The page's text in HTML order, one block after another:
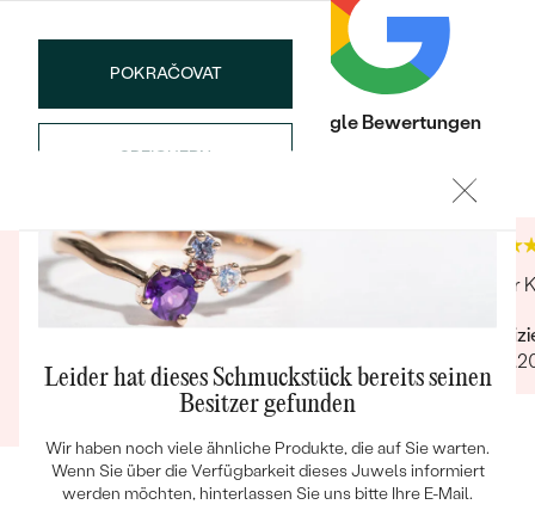
Bestseller
0.9 (0.005ct)
FORM:
Rund
FARBE:
G-H
ANZAHL:
2
KARATGEWICHT:
ABMESSUNGEN:
FORM:
Rund
SI3
HERKUNFT:
Natürlich
POKRAČOVAT
SPEICHERN
Trusted shop BewertungenGoogle Bewertungen
Ich habe alles zeitgerecht bekommen. Die Ware
ist wunderbar sehr schön verarbeitet und sehr
Verifizierter Kunde
Toller
Leider hat dieses Schmuckstück bereits seinen
Besitzer gefunden
Wir haben noch viele ähnliche Produkte, die auf Sie warten.
Wenn Sie über die Verfügbarkeit dieses Juwels informiert
werden möchten, hinterlassen Sie uns bitte Ihre E-Mail.